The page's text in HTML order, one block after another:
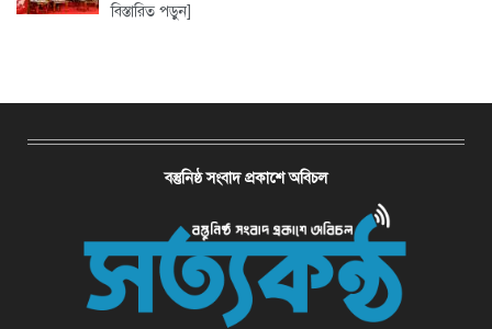
বিস্তারিত পড়ুন]
বস্তুনিষ্ঠ সংবাদ প্রকাশে অবিচল